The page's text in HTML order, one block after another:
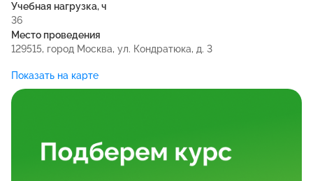
Учебная нагрузка, ч
36
Место проведения
129515, город Москва, ул. Кондратюка, д. 3
Показать на карте